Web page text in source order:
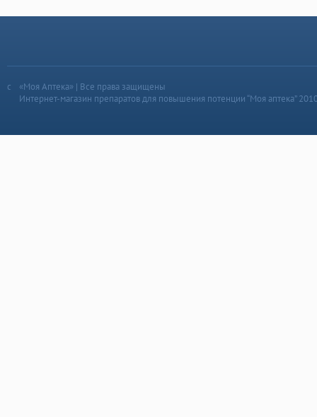
«Моя Аптека» | Все права защищены
Интернет-магазин препаратов для повышения потенции “Моя аптека”